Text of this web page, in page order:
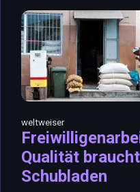
weltweiser
Qualität
Schubladen